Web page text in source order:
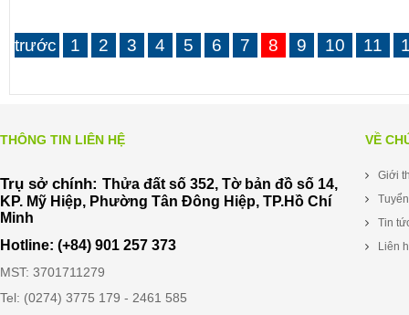
trước 1 2 3 4 5 6 7 8 9 10 11
THÔNG TIN LIÊN HỆ
Trụ sở chính: Thửa đất số 352, Tờ bản đồ số 14,
KP. Mỹ Hiệp, Phường Tân Đông Hiệp, TP.Hồ Chí
Minh
Hotline: (+84) 901 257 373
MST: 3701711279
Tel: (0274) 3775 179 - 2461 585
VỀ
Giới
Tin
Liên